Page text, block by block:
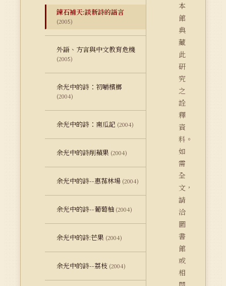
鍊石補天:談新詩的語言
(2005)
外語、方言與中文教育危機
(2005)
余光中的詩：初嚼檳榔
(2004)
余光中的詩：南瓜記 (2004)
余光中的詩削蘋果 (2004)
余光中的詩--惠蓀林場 (2004)
余光中的詩--葡萄柚 (2004)
余光中的詩:芒果 (2004)
余光中的詩--荔枝 (2004)
本
館
典
藏
此
研
究
之
詮
釋
資
料。
如
需
全
文，
請
洽
圖
書
館
或
相